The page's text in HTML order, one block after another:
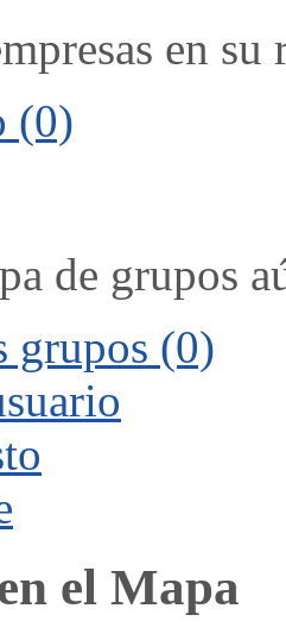
en su
(0)
de grupos
grupos (0)
el Mapa